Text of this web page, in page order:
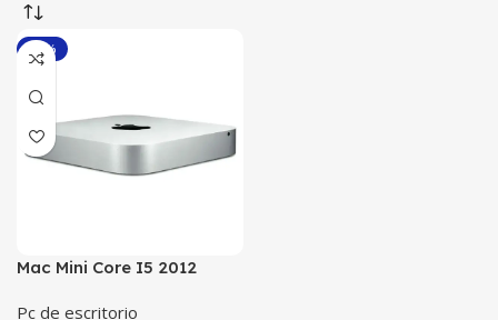
-16%
Mac Mini Core I5 2012
Pc de escritorio